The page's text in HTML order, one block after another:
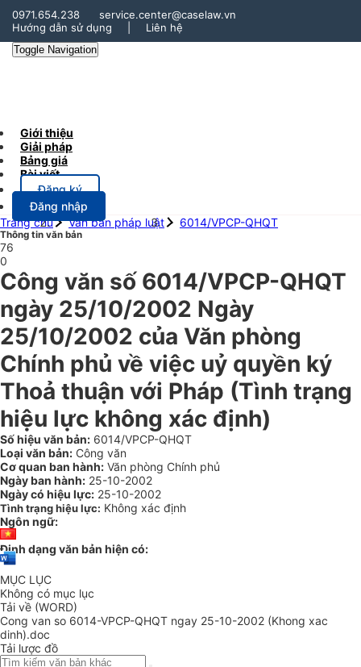
0971.654.238
service.center@caselaw.vn
Hướng dẫn sử dụng
Liên hệ
Toggle Navigation
Giới thiệu
Giải pháp
Bảng giá
Bài viết
Đăng ký
Đăng nhập
Trang chủ
Văn bản pháp luật 6014/VPCP-QHQT
Thông tin văn bản
76
0
Công văn số 6014/VPCP-QHQT
ngày 25/10/2002 Ngày
25/10/2002 của Văn phòng
Chính phủ về việc uỷ quyền ký
Thoả thuận với Pháp (Tình trạng
hiệu lực không xác định)
Số hiệu văn bản: 6014/VPCP-QHQT
Loại văn bản: Công văn
Cơ quan ban hành: Văn phòng Chính phủ
Ngày ban hành: 25-10-2002
Ngày có hiệu lực: 25-10-2002
Tình trạng hiệu lực: Không xác định
Ngôn ngữ:
Định dạng văn bản hiện có:
MỤC LỤC
Không có mục lục
Tải về (WORD)
Cong van so 6014-VPCP-QHQT ngay 25-10-2002 (Khong xac
dinh).doc
Tải lược đồ